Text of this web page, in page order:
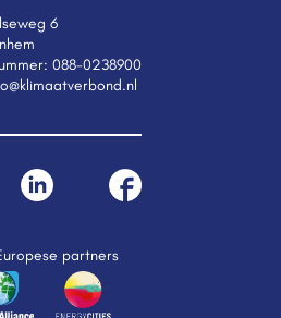
6
088-0238900
partners